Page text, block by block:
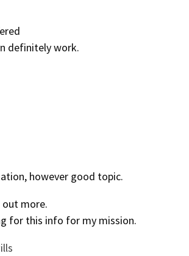
definitely work.
however good topic.
more.
for this info for my mission.